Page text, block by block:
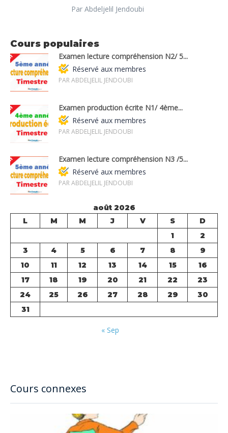
Cours connexes
Par Abdeljelil Jendoubi
Cours populaires
Examen lecture compréhension N2/ 5...
Réservé aux membres
PAR ABDELJELIL JENDOUBI
Examen production écrite N1/ 4ème...
Réservé aux membres
PAR ABDELJELIL JENDOUBI
Examen lecture compréhension N3 /5...
Réservé aux membres
PAR ABDELJELIL JENDOUBI
août 2026
L
M M J V S
D
1
2
3
4 5 6 7 8
9
10
11 12 13 14 15
16
17
18 19 20 21 22
23
24
25 26 27 28 29
30
31
« Sep